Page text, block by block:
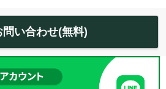
問い合わせ(無料)